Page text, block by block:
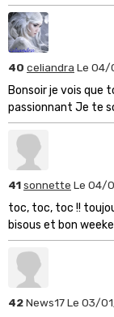
40 celiandra Le 04/
Bonsoir je vois que
passionnant Je te
41sonnette Le 04/
toc, toc, toc !!
bisous et bon
42News17Le 03/